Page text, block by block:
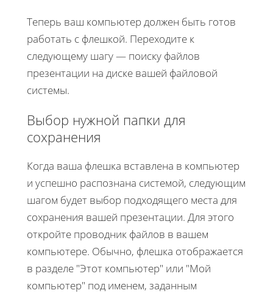
Теперь ваш компьютер должен быть готов
работать с флешкой. Переходите к
следующему шагу — поиску файлов
презентации на диске вашей файловой
системы.
Выбор нужной папки для
сохранения
Когда ваша флешка вставлена в компьютер
и успешно распознана системой, следующим
шагом будет выбор подходящего места для
сохранения вашей презентации. Для этого
откройте проводник файлов в вашем
компьютере. Обычно, флешка отображается
в разделе "Этот компьютер" или "Мой
компьютер" под именем, заданным